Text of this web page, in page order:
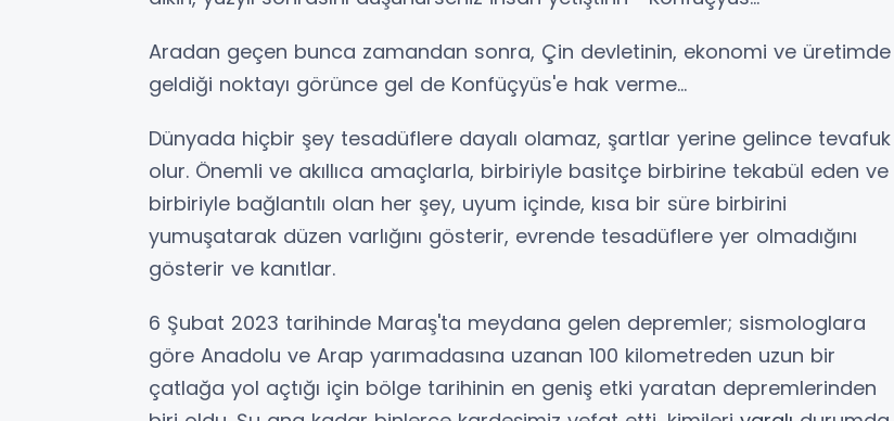
Aradan geçen bunca zamandan sonra, Çin devletinin, ekonomi ve üretimde
geldiği noktayı görünce gel de Konfüçyüs'e hak verme...
Dünyada hiçbir şey tesadüflere dayalı olamaz, şartlar yerine gelince tevafuk
olur. Önemli ve akıllıca amaçlarla, birbiriyle basitçe birbirine tekabül eden ve
birbiriyle bağlantılı olan her şey, uyum içinde, kısa bir süre birbirini
yumuşatarak düzen varlığını gösterir, evrende tesadüflere yer olmadığını
gösterir ve kanıtlar.
6 Şubat 2023 tarihinde Maraş'ta meydana gelen depremler; sismologlara
göre Anadolu ve Arap yarımadasına uzanan 100 kilometreden uzun bir
çatlağa yol açtığı için bölge tarihinin en geniş etki yaratan depremlerinden